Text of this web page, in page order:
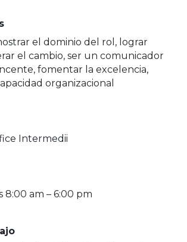
el dominio del rol, lograr
el cambio, ser un comunicador
fomentar la excelencia,
organizacional
Intermedii
8:00 am – 6:00 pm